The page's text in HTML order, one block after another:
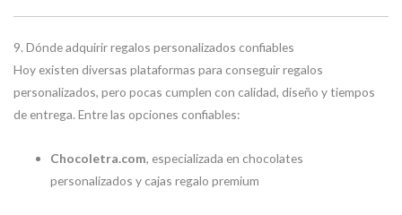
9. Dónde adquirir regalos personalizados confiables
Hoy existen diversas plataformas para conseguir regalos
personalizados, pero pocas cumplen con calidad, diseño y tiempos
de entrega. Entre las opciones confiables:
Chocoletra.com, especializada en chocolates
personalizados y cajas regalo premium